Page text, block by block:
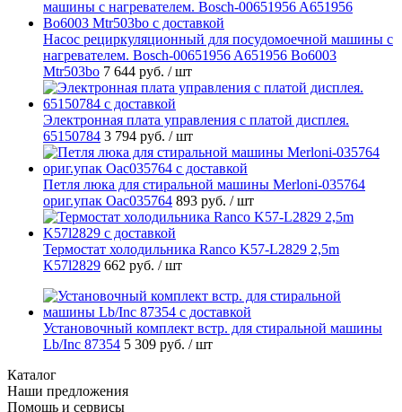
Насос рециркуляционный для посудомоечной машины с
нагревателем. Bosch-00651956 A651956 Bo6003
Mtr503bo 7 644 руб. / шт
Электронная плата управления с платой дисплея.
65150784 3 794 руб. / шт
Петля люка для стиральной машины Merloni-035764
ориг.упак Oac035764 893 руб. / шт
Термостат холодильника Ranco K57-L2829 2,5m
K57l2829 662 руб. / шт
Установочный комплект встр. для стиральной машины
Lb/Inc 87354 5 309 руб. / шт
Каталог
Наши предложения
Помощь и сервисы